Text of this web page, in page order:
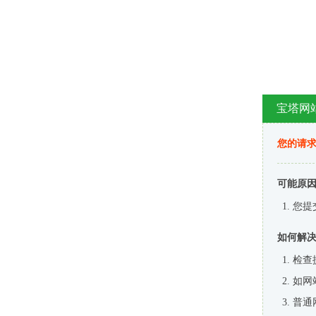
宝塔网
您的请
可能原
您提
如何解
检查
如网
普通